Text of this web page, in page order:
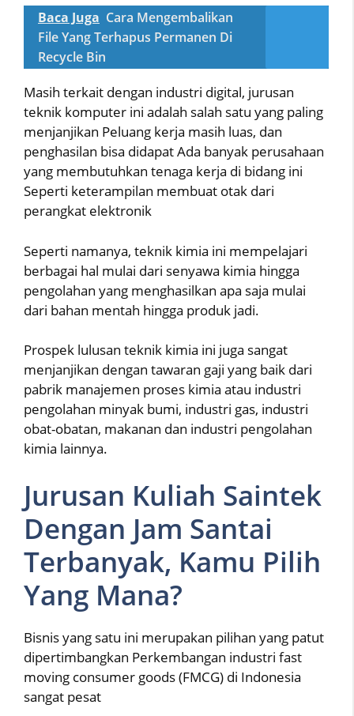
Baca Juga Cara Mengembalikan
File Yang Terhapus Permanen Di
Recycle Bin
Masih terkait dengan industri digital, jurusan
teknik komputer ini adalah salah satu yang paling
menjanjikan Peluang kerja masih luas, dan
penghasilan bisa didapat Ada banyak perusahaan
yang membutuhkan tenaga kerja di bidang ini
Seperti keterampilan membuat otak dari
perangkat elektronik
Seperti namanya, teknik kimia ini mempelajari
berbagai hal mulai dari senyawa kimia hingga
pengolahan yang menghasilkan apa saja mulai
dari bahan mentah hingga produk jadi.
Prospek lulusan teknik kimia ini juga sangat
menjanjikan dengan tawaran gaji yang baik dari
pabrik manajemen proses kimia atau industri
pengolahan minyak bumi, industri gas, industri
obat-obatan, makanan dan industri pengolahan
kimia lainnya.
Jurusan Kuliah Saintek
Dengan Jam Santai
Terbanyak, Kamu Pilih
Yang Mana?
Bisnis yang satu ini merupakan pilihan yang patut
dipertimbangkan Perkembangan industri fast
moving consumer goods (FMCG) di Indonesia
sangat pesat